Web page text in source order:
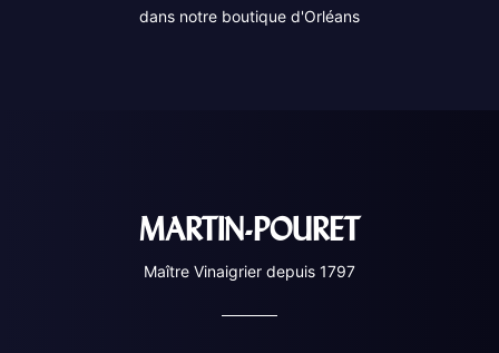
dans notre boutique d'Orléans
MARTIN-POURET
Maître Vinaigrier depuis 1797